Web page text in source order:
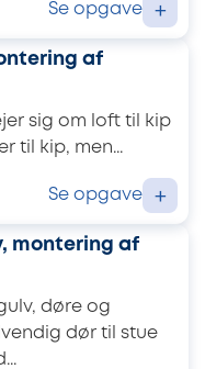
Se opgave +
af
sig om loft til kip
til kip, men...
Se opgave +
montering af
døre og
dør til stue